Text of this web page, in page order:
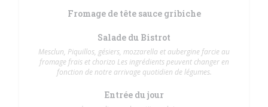
Fromage de tête sauce gribiche
Salade du Bistrot
Mesclun, Piquillos, gésiers, mozzarella et aubergine farcie au
fromage frais et chorizo Les ingrédients peuvent changer en
fonction de notre arrivage quotidien de légumes.
Entrée du jour